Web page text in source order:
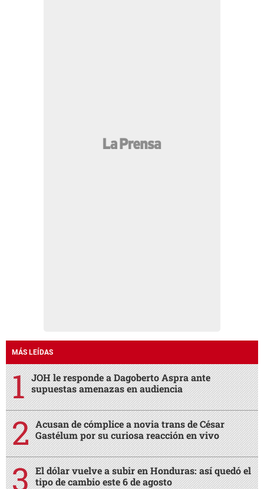
MÁS LEÍDAS
JOH le responde a Dagoberto Aspra ante
supuestas amenazas en audiencia
Acusan de cómplice a novia trans de César
Gastélum por su curiosa reacción en vivo
El dólar vuelve a subir en Honduras: así quedó el
tipo de cambio este 6 de agosto